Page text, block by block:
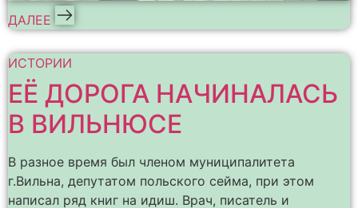
ДАЛЕЕ
ИСТОРИИ
ЕЁ ДОРОГА НАЧИНАЛАСЬ
В ВИЛЬНЮСЕ
В разное время был членом муниципалитета
г.Вильна, депутатом польского сейма, при этом
написал ряд книг на идиш. Врач, писатель и